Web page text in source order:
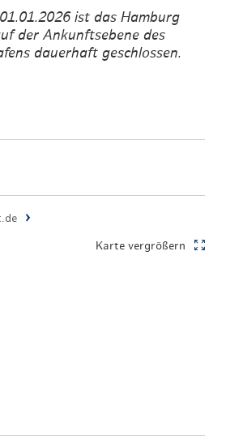
ist das Hamburg
der Ankunftsebene des
dauerhaft geschlossen.
Karte vergrößern